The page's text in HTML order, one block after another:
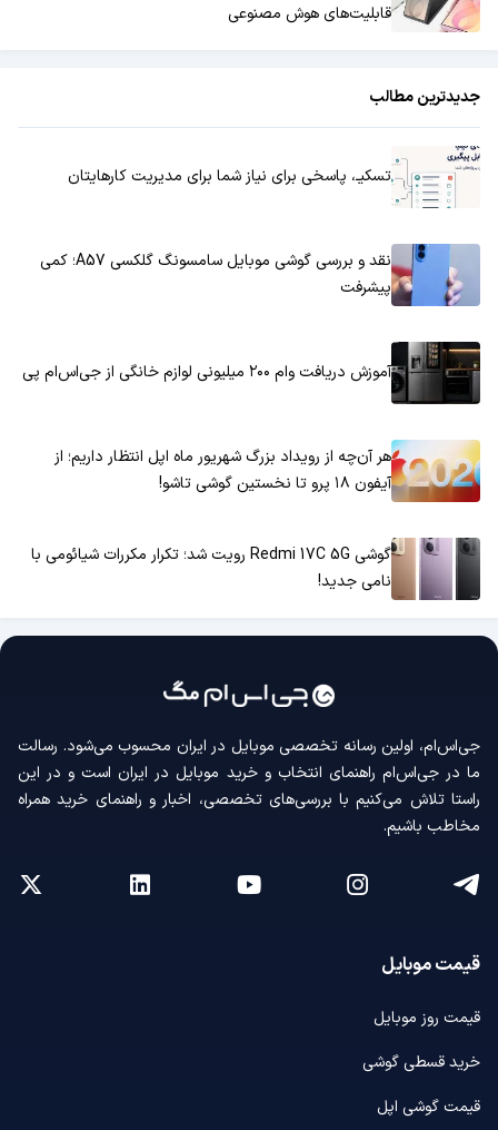
قابلیت‌های هوش مصنوعی
جدیدترین مطالب
تسکیـ، پاسخی برای نیاز شما برای مدیریت کارهایتان
نقد و بررسی گوشی موبایل سامسونگ گلکسی A57؛ کمی
پیشرفت
آموزش دریافت وام ۲۰۰ میلیونی لوازم خانگی از جی‌اس‌ام پی
هر آن‌چه از رویداد بزرگ شهریور ماه اپل انتظار داریم؛ از
آیفون ۱۸ پرو تا نخستین گوشی تاشو!
گوشی Redmi 17C 5G رویت شد؛ تکرار مکررات شیائومی با
نامی جدید!
جی‌اس‌ام، اولین رسانه‌ تخصصی موبایل در ایران محسوب می‌شود. رسالت
ما در جی‌اس‌ام راهنمای انتخاب و خرید موبایل در ایران است و در این
راستا تلاش می‌کنیم با بررسی‌های تخصصی، اخبار و راهنمای خرید همراه
مخاطب باشیم.
قیمت موبایل
قیمت روز موبایل
خرید قسطی گوشی
قیمت گوشی اپل